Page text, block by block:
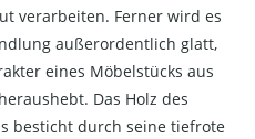
verarbeiten. Ferner wird es
außerordentlich glatt,
eines Möbelstücks aus
Das Holz des
besticht durch seine tiefrote